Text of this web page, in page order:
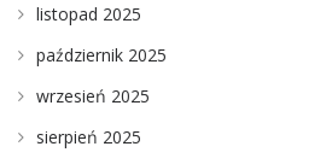
listopad 2025
październik 2025
wrzesień 2025
sierpień 2025